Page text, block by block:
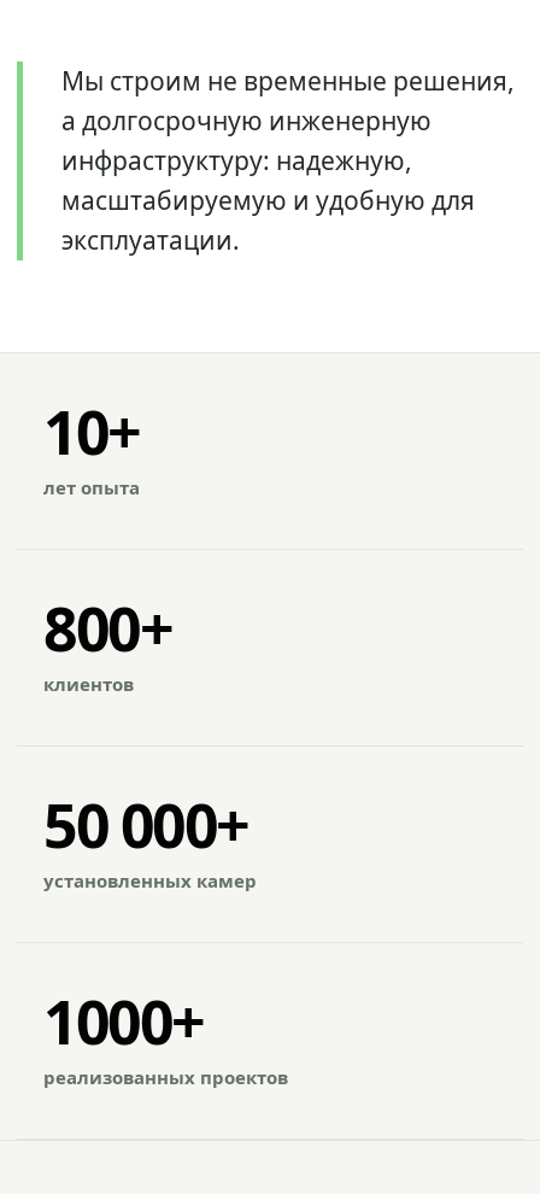
Мы строим не временные решения,
а долгосрочную инженерную
инфраструктуру: надежную,
масштабируемую и удобную для
эксплуатации.
10+
лет опыта
800+
клиентов
50 000+
установленных камер
1000+
реализованных проектов